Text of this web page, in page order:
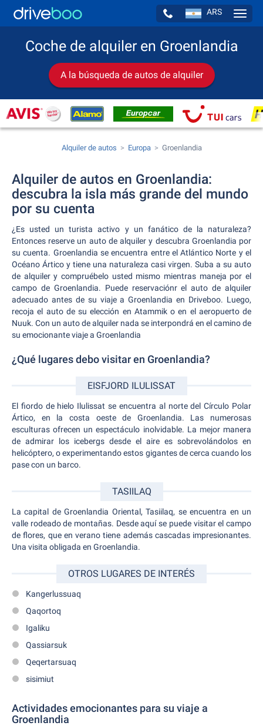
ARS
Coche de alquiler en Groenlandia
A la búsqueda de autos de alquiler
Alquiler de autos Europa Groenlandia
Alquiler de autos en Groenlandia:
descubra la isla más grande del mundo
por su cuenta
¿Es usted un turista activo y un fanático de la naturaleza?
Entonces reserve un auto de alquiler y descubra Groenlandia por
su cuenta. Groenlandia se encuentra entre el Atlántico Norte y el
Océano Ártico y tiene una naturaleza casi virgen. Suba a su auto
de alquiler y compruébelo usted mismo mientras maneja por el
campo de Groenlandia. Puede reservaciónr el auto de alquiler
adecuado antes de su viaje a Groenlandia en Driveboo. Luego,
recoja el auto de su elección en Atammik o en el aeropuerto de
Nuuk. Con un auto de alquiler nada se interpondrá en el camino de
su emocionante viaje a Groenlandia
¿Qué lugares debo visitar en Groenlandia?
EISFJORD ILULISSAT
El fiordo de hielo Ilulissat se encuentra al norte del Círculo Polar
Ártico, en la costa oeste de Groenlandia. Las numerosas
esculturas ofrecen un espectáculo inolvidable. La mejor manera
de admirar los icebergs desde el aire es sobrevolándolos en
helicóptero, o experimentando estos gigantes de cerca cuando los
pase con un barco.
TASIILAQ
La capital de Groenlandia Oriental, Tasiilaq, se encuentra en un
valle rodeado de montañas. Desde aquí se puede visitar el campo
de flores, que en verano tiene además cascadas impresionantes.
Una visita obligada en Groenlandia.
OTROS LUGARES DE INTERÉS
Kangerlussuaq
Qaqortoq
Igaliku
Qassiarsuk
Qeqertarsuaq
sisimiut
Actividades emocionantes para su viaje a
Groenlandia